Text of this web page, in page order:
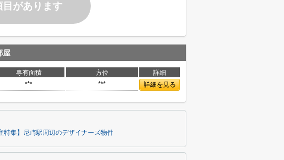
目があります
屋
専有面積 方位
詳細
*** *** 詳細を見る
特集】尼崎駅周辺のデザイナーズ物件